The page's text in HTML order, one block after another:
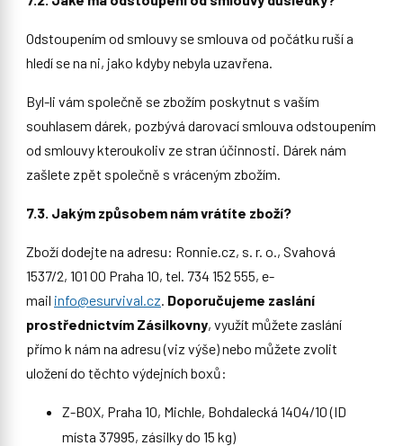
Odstoupením od smlouvy se smlouva od počátku ruší a
hledí se na ni, jako kdyby nebyla uzavřena.
Byl-li vám společně se zbožím poskytnut s vaším
souhlasem dárek, pozbývá darovací smlouva odstoupením
od smlouvy kteroukoliv ze stran účinnosti. Dárek nám
zašlete zpět společně s vráceným zbožím.
7.3. Jakým způsobem nám vrátíte zboží?
Zboží dodejte na adresu: Ronnie.cz, s. r. o., Svahová
1537/2, 101 00 Praha 10, tel. 734 152 555, e-
mail info@esurvival.cz. Doporučujeme zaslání
prostřednictvím Zásilkovny, využít můžete zaslání
přímo k nám na adresu (viz výše) nebo můžete zvolit
uložení do těchto výdejních boxů:
Z-BOX, Praha 10, Michle, Bohdalecká 1404/10 (ID
místa 37995, zásilky do 15 kg)